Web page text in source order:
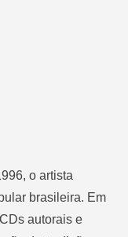
o artista
brasileira. Em
autorais e